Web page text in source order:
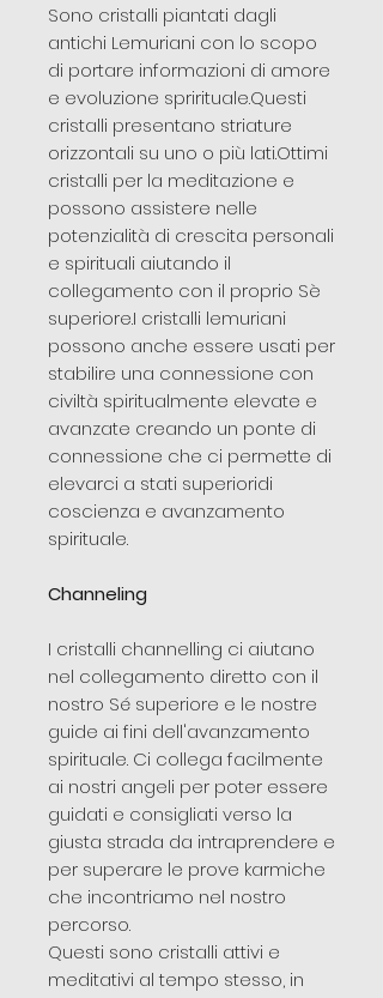
Sono cristalli piantati dagli
antichi Lemuriani con lo scopo
di portare informazioni di amore
e evoluzione sprirituale.Questi
cristalli presentano striature
orizzontali su uno o più lati.Ottimi
cristalli per la meditazione e
possono assistere nelle
potenzialità di crescita personali
e spirituali aiutando il
collegamento con il proprio Sè
superiore.I cristalli lemuriani
possono anche essere usati per
stabilire una connessione con
civiltà spiritualmente elevate e
avanzate creando un ponte di
connessione che ci permette di
elevarci a stati superioridi
coscienza e avanzamento
spirituale.
Channeling
I cristalli channelling ci aiutano
nel collegamento diretto con il
nostro Sé superiore e le nostre
guide ai fini dell'avanzamento
spirituale. Ci collega facilmente
ai nostri angeli per poter essere
guidati e consigliati verso la
giusta strada da intraprendere e
per superare le prove karmiche
che incontriamo nel nostro
percorso.
Questi sono cristalli attivi e
meditativi al tempo stesso, in